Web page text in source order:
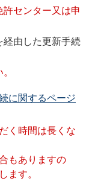
センター又は申
由した更新手続
に関するページ
く時間は長くな
もありますの
す。